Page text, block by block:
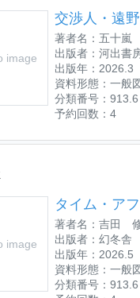
image
交渉人・遠
著者名：五十嵐
出版者：河出書
出版年：2026.3
資料形態：一般
分類番号：913.6
予約回数：4
image
タイム・ア
著者名：吉田
出版者：幻冬舎
出版年：2026.5
資料形態：一般
分類番号：913.6